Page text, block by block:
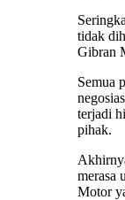
tidak
Gibran
Semua
terjadi
pihak.
merasa
Motor